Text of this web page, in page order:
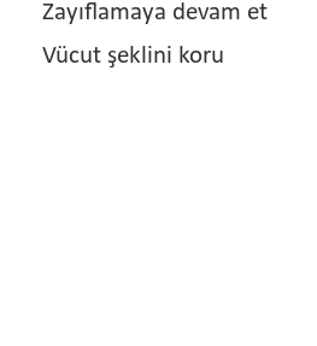
Zayıflamaya devam et
Vücut şeklini koru